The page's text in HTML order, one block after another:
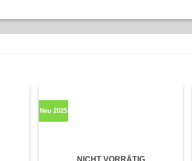
Neu 2025
NICHT VORRÄTIG